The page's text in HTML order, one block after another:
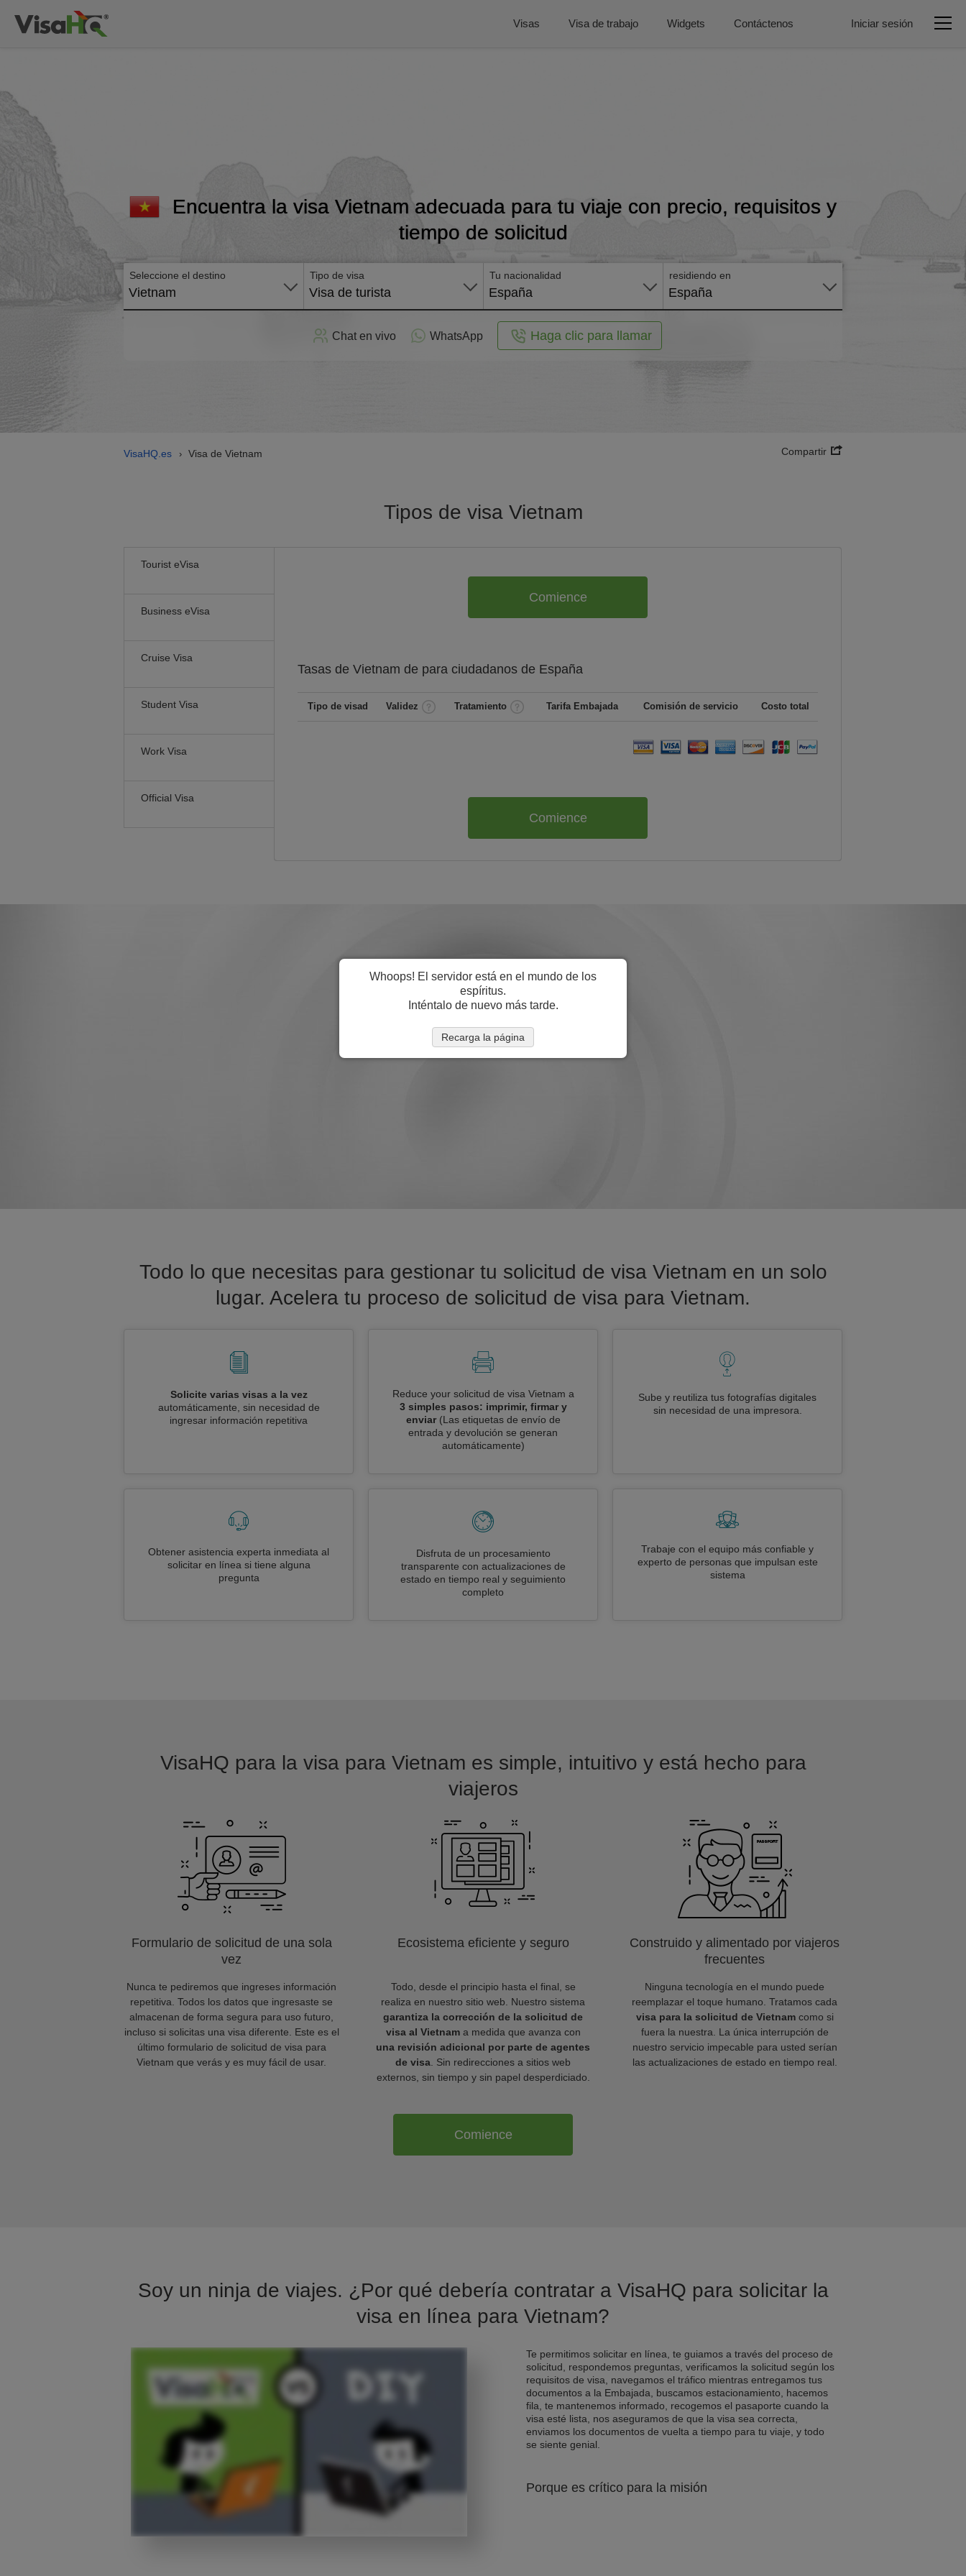
Visas Visa de trabajo Widgets Contáctenos Iniciar sesión
Encuentra la visa Vietnam adecuada para tu viaje con precio, requisitos y
tiempo de solicitud
Seleccione el destino
Vietnam
Tipo de visa
Visa de turista
Tu nacionalidad
España
residiendo en
España
Aplicar
Chat en vivo WhatsApp Haga clic para llamar
VisaHQ.es › Visa de Vietnam Compartir
Tipos de visa Vietnam
Tourist eVisa
Business eVisa
Cruise Visa
Student Visa
Work Visa
Official Visa
Comience
Tasas de Vietnam de para ciudadanos de España
Tipo de visad Validez Tratamiento Tarifa Embajada Comisión de servicio Costo total
Comience
Todo lo que necesitas para gestionar tu solicitud de visa Vietnam en un solo
lugar. Acelera tu proceso de solicitud de visa para Vietnam.
Solicite varias visas a la vez
automáticamente, sin necesidad de
ingresar información repetitiva
Reduce your solicitud de visa Vietnam a
3 simples pasos: imprimir, firmar y
enviar (Las etiquetas de envío de
entrada y devolución se generan
automáticamente)
Sube y reutiliza tus fotografías digitales
sin necesidad de una impresora.
Obtener asistencia experta inmediata al
solicitar en línea si tiene alguna
pregunta
Disfruta de un procesamiento
transparente con actualizaciones de
estado en tiempo real y seguimiento
completo
Trabaje con el equipo más confiable y
experto de personas que impulsan este
sistema
VisaHQ para la visa para Vietnam es simple, intuitivo y está hecho para
viajeros
Formulario de solicitud de una sola
vez
Nunca te pediremos que ingreses información
repetitiva. Todos los datos que ingresaste se
almacenan de forma segura para uso futuro,
incluso si solicitas una visa diferente. Este es el
último formulario de solicitud de visa para
Vietnam que verás y es muy fácil de usar.
Ecosistema eficiente y seguro
Todo, desde el principio hasta el final, se
realiza en nuestro sitio web. Nuestro sistema
garantiza la corrección de la solicitud de
visa al Vietnama medida que avanza con
una revisión adicional por parte de agentes
de visa . Sin redirecciones a sitios web
externos, sin tiempo y sin papel desperdiciado.
Construido y alimentado por viajeros
frecuentes
Ninguna tecnología en el mundo puede
reemplazar el toque humano. Tratamos cada
visa para la solicitud de Vietnamcomo si
fuera la nuestra. La única interrupción de
nuestro servicio impecable para usted serían
las actualizaciones de estado en tiempo real.
Comience
Soy un ninja de viajes. ¿Por qué debería contratar a VisaHQ para solicitar la
visa en línea para Vietnam?
Te permitimos solicitar en línea, te guiamos a través del proceso de
solicitud, respondemos preguntas, verificamos la solicitud según los
requisitos de visa, navegamos el tráfico mientras entregamos tus
documentos a la Embajada, buscamos estacionamiento, hacemos
fila, te mantenemos informado, recogemos el pasaporte cuando la
visa esté lista, nos aseguramos de que la visa sea correcta,
enviamos los documentos de vuelta a tiempo para tu viaje, y todo
se siente genial.
Porque es crítico para la misión
Whoops! El servidor está en el mundo de los
espíritus.
Inténtalo de nuevo más tarde.
Recarga la página